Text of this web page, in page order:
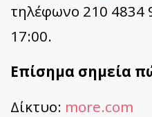
τηλέφωνο 210 4834
17:00.
Επίσημα σημεία
Δίκτυο: more.com